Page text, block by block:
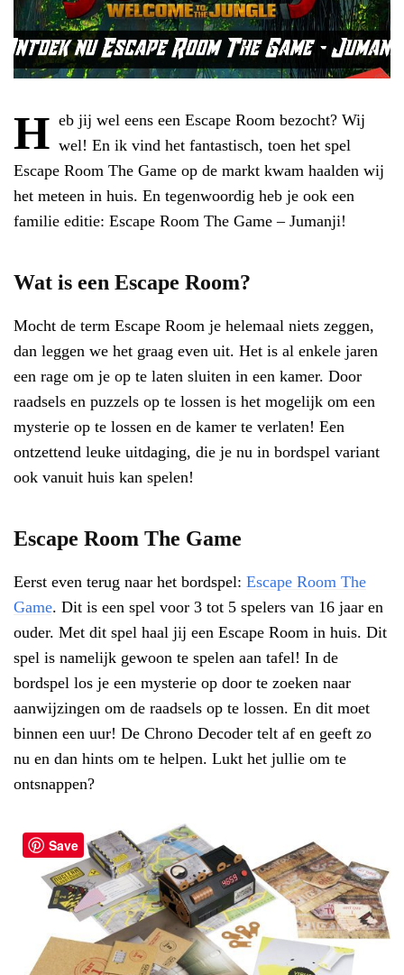
H eb jij wel eens een Escape Room bezocht? Wij
wel! En ik vind het fantastisch, toen het spel
Escape Room The Game op de markt kwam haalden wij
het meteen in huis. En tegenwoordig heb je ook een
familie editie: Escape Room The Game – Jumanji!
Wat is een Escape Room?
Mocht de term Escape Room je helemaal niets zeggen,
dan leggen we het graag even uit. Het is al enkele jaren
een rage om je op te laten sluiten in een kamer. Door
raadsels en puzzels op te lossen is het mogelijk om een
mysterie op te lossen en de kamer te verlaten! Een
ontzettend leuke uitdaging, die je nu in bordspel variant
ook vanuit huis kan spelen!
Escape Room The Game
Eerst even terug naar het bordspel: Escape Room The
Game. Dit is een spel voor 3 tot 5 spelers van 16 jaar en
ouder. Met dit spel haal jij een Escape Room in huis. Dit
spel is namelijk gewoon te spelen aan tafel! In de
bordspel los je een mysterie op door te zoeken naar
aanwijzingen om de raadsels op te lossen. En dit moet
binnen een uur! De Chrono Decoder telt af en geeft zo
nu en dan hints om te helpen. Lukt het jullie om te
ontsnappen?
Save